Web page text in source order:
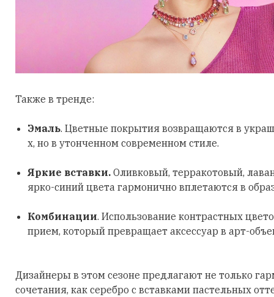
Также в тренде:
Эмаль. Цветные покрытия возвращаются в
х, но в утонченном современном стиле.
Яркие вставки. Оливковый, терракотовый,
ярко-синий цвета гармонично вплетаются в
Комбинации. Использование контрастных
прием, который превращает аксессуар в арт-
Дизайнеры в этом сезоне предлагают не только
сочетания, как серебро с вставками пастельных